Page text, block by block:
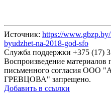
Источник: https://
byudzhet-na-2018-god-sfo
Служба поддержки +375 (17)
Воспроизведение материалов
письменного согласия
ГРЕВЦОВА" запрещено.
Добавить в ссылки